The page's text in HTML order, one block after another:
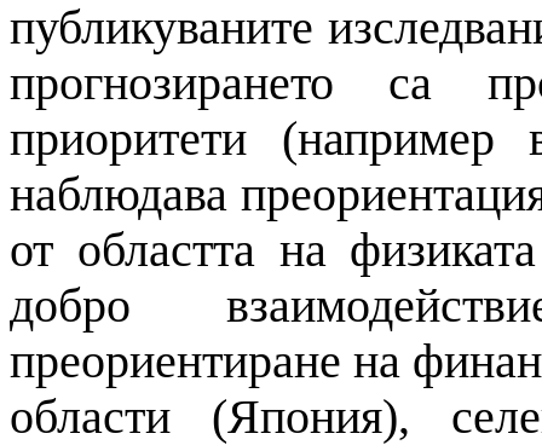
публикуваните
прогнозирането са
приоритети
наблюдава
от областта на
добро
преориентиране на
области (Япония),